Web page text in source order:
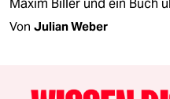
Maxim Biller und ein Buch
Von Julian Weber